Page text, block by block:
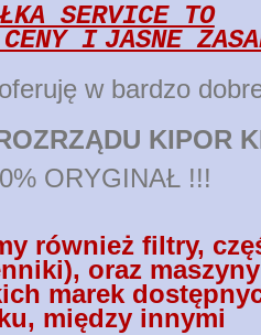
SERVICE TO
I JASNE
w bardzo
KIPOR
ORYGINAŁ !!!
również filtry,
oraz
marek
między innymi